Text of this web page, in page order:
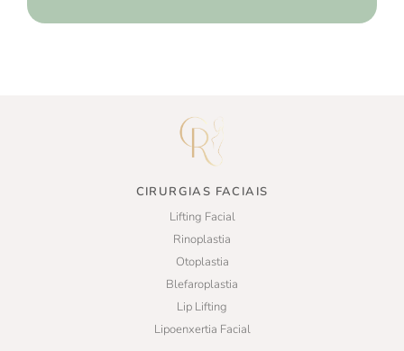
CIRURGIAS FACIAIS
Lifting Facial
Rinoplastia
Otoplastia
Blefaroplastia
Lip Lifting
Lipoenxertia Facial